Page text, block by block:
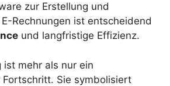
zur Erstellung und
Rechnungen ist entscheidend
und langfristige Effizienz.
ist mehr als nur ein
Sie symbolisiert